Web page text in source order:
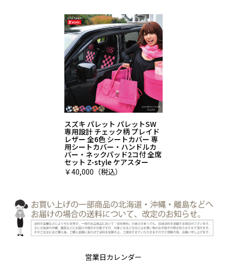
スズキ パレット パレットSW
専用設計 チェック柄 プレイド
レザー 全6色 シートカバー 専
用シートカバー・ハンドルカ
バー・ネックパッド2コ付 全席
セット Z-style ケアスター
￥40,000（税込）
営業日カレンダー